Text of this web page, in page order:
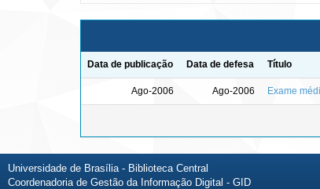
Data de publicação Data de defesa Título
Ago-2006 Ago-2006 Exame
Universidade de Brasília - Biblioteca Central
Coordenadoria de Gestão da Informação Digital - GID